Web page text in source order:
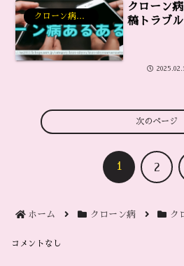
クローン病あるある雑談
クローン
稿トラブ
次のページ
1 2
ホーム クローン病 ク
コメントなし